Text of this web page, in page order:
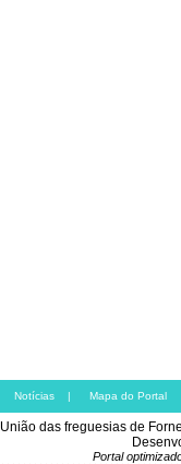
Notícias | Mapa do Portal
União das freguesias de
Portal